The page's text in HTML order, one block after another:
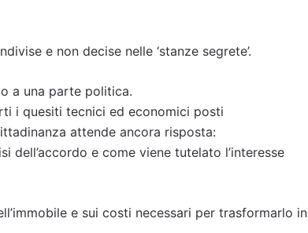
e non decise nelle ‘stanze segrete’.
a una parte politica.
i quesiti tecnici ed economici posti
attende ancora risposta:
dell’accordo e come viene tutelato l’interesse
e sui costi necessari per trasformarlo in